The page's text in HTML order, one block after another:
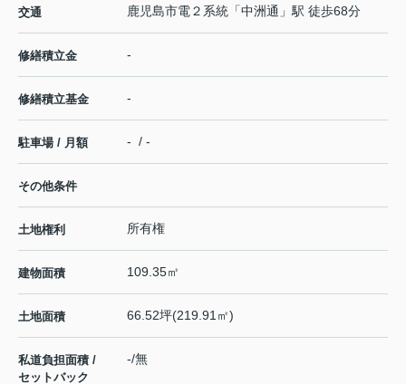
交通 鹿児島市電２系統 「中洲通 」駅 徒歩68分
修繕積立金 -
修繕積立基金 -
駐車場 / 月額 - / -
その他条件
土地権利 所有権
建物面積 109.35㎡
土地面積 66.52坪(219.91㎡)
私道負担面積 /
セットバック
-/無